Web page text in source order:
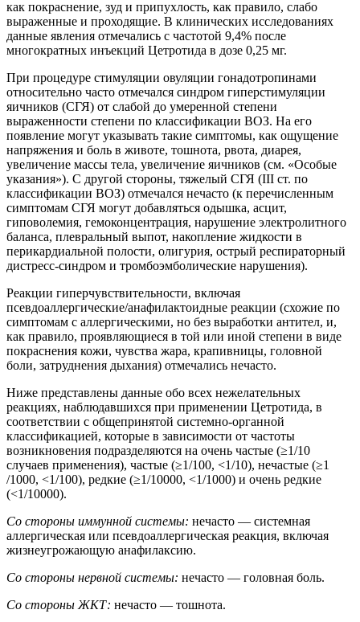
как покраснение, зуд и припухлость, как правило, слабо
выраженные и проходящие. В клинических исследованиях
данные явления отмечались с частотой 9,4% после
многократных инъекций Цетротида в дозе 0,25 мг.
При процедуре стимуляции овуляции гонадотропинами
относительно часто отмечался синдром гиперстимуляции
яичников (СГЯ) от слабой до умеренной степени
выраженности степени по классификации ВОЗ. На его
появление могут указывать такие симптомы, как ощущение
напряжения и боль в животе, тошнота, рвота, диарея,
увеличение массы тела, увеличение яичников (см. «Особые
указания»). С другой стороны, тяжелый СГЯ (III ст. по
классификации ВОЗ) отмечался нечасто (к перечисленным
симптомам СГЯ могут добавляться одышка, асцит,
гиповолемия, гемоконцентрация, нарушение электролитного
баланса, плевральный выпот, накопление жидкости в
перикардиальной полости, олигурия, острый респираторный
дистресс-синдром и тромбоэмболические нарушения).
Реакции гиперчувствительности, включая
псевдоаллергические/анафилактоидные реакции (схожие по
симптомам с аллергическими, но без выработки антител, и,
как правило, проявляющиеся в той или иной степени в виде
покраснения кожи, чувства жара, крапивницы, головной
боли, затруднения дыхания) отмечались нечасто.
Ниже представлены данные обо всех нежелательных
реакциях, наблюдавшихся при применении Цетротида, в
соответствии с общепринятой системно-органной
классификацией, которые в зависимости от частоты
возникновения подразделяются на очень частые (≥1/10
случаев применения), частые (≥1/100, <1/10), нечастые (≥1
/1000, <1/100), редкие (≥1/10000, <1/1000) и очень редкие
(<1/10000).
Со стороны иммунной системы: нечасто — системная
аллергическая или псевдоаллергическая реакция, включая
жизнеугрожающую анафилаксию.
Со стороны нервной системы: нечасто — головная боль.
Со стороны ЖКТ: нечасто — тошнота.